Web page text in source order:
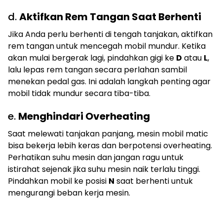
d.Aktifkan Rem Tangan Saat Berhenti
Jika Anda perlu berhenti di tengah tanjakan, aktifkan
rem tangan untuk mencegah mobil mundur. Ketika
akan mulai bergerak lagi, pindahkan gigi ke D atau L,
lalu lepas rem tangan secara perlahan sambil
menekan pedal gas. Ini adalah langkah penting agar
mobil tidak mundur secara tiba-tiba.
e. Menghindari Overheating
Saat melewati tanjakan panjang, mesin mobil matic
bisa bekerja lebih keras dan berpotensi overheating.
Perhatikan suhu mesin dan jangan ragu untuk
istirahat sejenak jika suhu mesin naik terlalu tinggi.
Pindahkan mobil ke posisi N saat berhenti untuk
mengurangi beban kerja mesin.